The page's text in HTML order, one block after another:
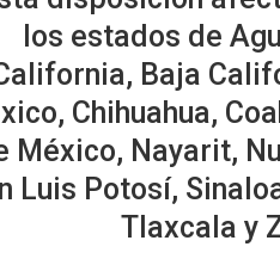
los estados de
Baja
Chihuahua,
México, Nayarit,
Luis Potosí,
Tlaxcala y